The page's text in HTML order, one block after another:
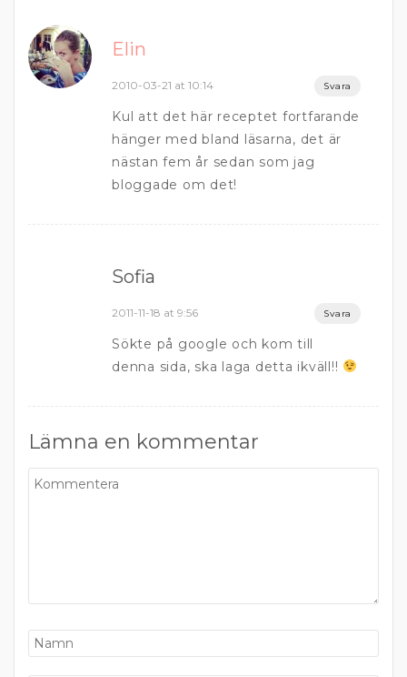
Elin
2010-03-21 at 10:14 Svara
Kul att det här receptet fortfarande
hänger med bland läsarna, det är
nästan fem år sedan som jag
bloggade om det!
Sofia
2011-11-18 at 9:56 Svara
Sökte på google och kom till
denna sida, ska laga detta ikväll!!
Lämna en kommentar